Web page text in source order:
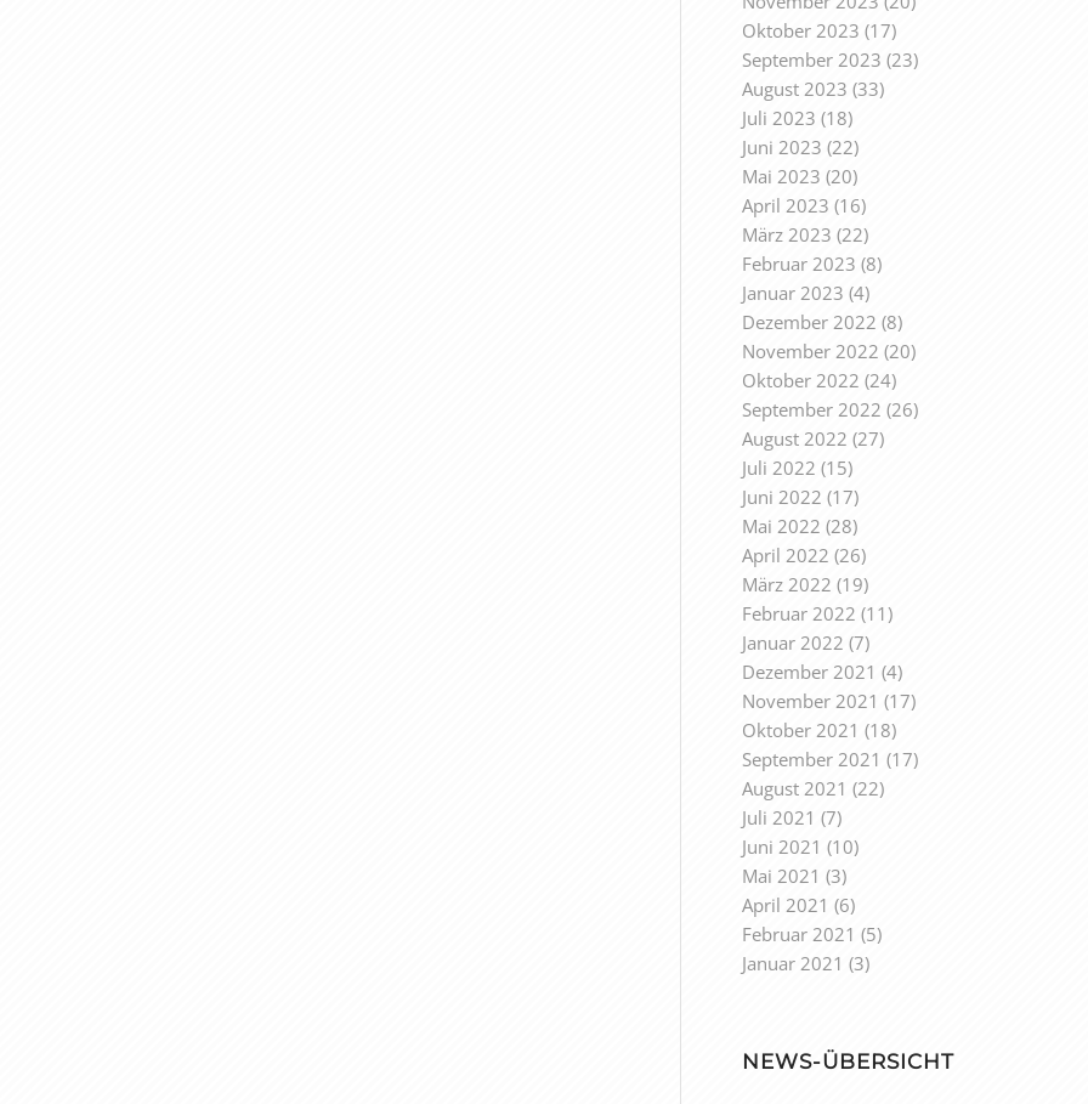
Oktober 2023 (17)
September 2023 (23)
August 2023 (33)
Juli 2023 (18)
Juni 2023 (22)
Mai 2023 (20)
April 2023 (16)
März 2023 (22)
Februar 2023 (8)
Januar 2023 (4)
Dezember 2022 (8)
November 2022 (20)
Oktober 2022 (24)
September 2022 (26)
August 2022 (27)
Juli 2022 (15)
Juni 2022 (17)
Mai 2022 (28)
April 2022 (26)
März 2022 (19)
Februar 2022 (11)
Januar 2022 (7)
Dezember 2021 (4)
November 2021 (17)
Oktober 2021 (18)
September 2021 (17)
August 2021 (22)
Juli 2021 (7)
Juni 2021 (10)
Mai 2021 (3)
April 2021 (6)
Februar 2021 (5)
Januar 2021 (3)
NEWS-ÜBERSICHT